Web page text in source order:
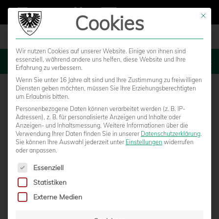
MENU
PREUSSEN LÖSEN NACH 4:0-SIEG DAS A
Mit
Cookies
Wir nutzen Cookies auf unserer Website. Einige von ihnen sind
essenziell, während andere uns helfen, diese Website und Ihre
Erfahrung zu verbessern.
Wenn Sie unter 16 Jahre alt sind und Ihre Zustimmung zu freiwilligen
Diensten geben möchten, müssen Sie Ihre Erziehungsberechtigten
um Erlaubnis bitten.
Personenbezogene Daten können verarbeitet werden (z. B. IP-
Adressen), z. B. für personalisierte Anzeigen und Inhalte oder
Anzeigen- und Inhaltsmessung. Weitere Informationen über die
Verwendung Ihrer Daten finden Sie in unserer Datenschutzerklärung.
Sie können Ihre Auswahl jederzeit unter Einstellungen widerrufen
oder anpassen.
Es folgt eine Liste der Service-Gruppen, für die eine
Essenziell
Statistiken
Externe Medien